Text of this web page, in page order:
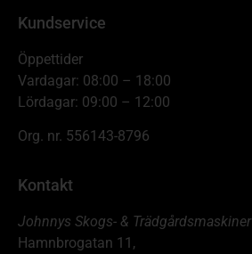
Kundservice
Öppettider
Vardagar: 08:00 – 18:00
Lördagar: 09:00 – 12:00
Org. nr. 556143-8796
Kontakt
Johnnys Skogs- & Trädgårdsmaskiner
Hamnbrogatan 11,